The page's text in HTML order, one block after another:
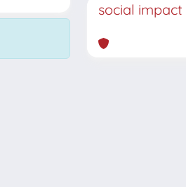
social impact